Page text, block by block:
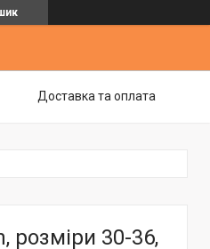
Доставка та оплата
розміри 30-36,